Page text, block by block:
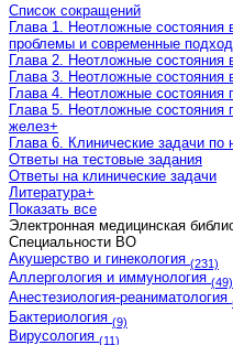
Список сокращений
Глава 1. Неотложные состояния
проблемы и современные
Глава 2. Неотложные состояния
Глава 3. Неотложные состояния
Глава 4. Неотложные состояния
Глава 5. Неотложные состояния
желез+
Глава 6. Клинические задачи по
Ответы на тестовые задания
Ответы на клинические задачи
Литература+
Показать все
Электронная медицинская
Cпециальности ВО
Акушерство и гинекология (231)
Аллергология и иммунология (49)
Анестезиология-реаниматология
Бактериология (9)
Вирусология (11)